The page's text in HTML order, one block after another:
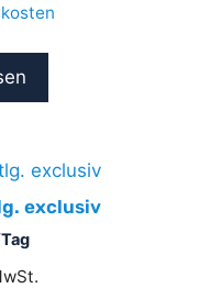
exclusiv